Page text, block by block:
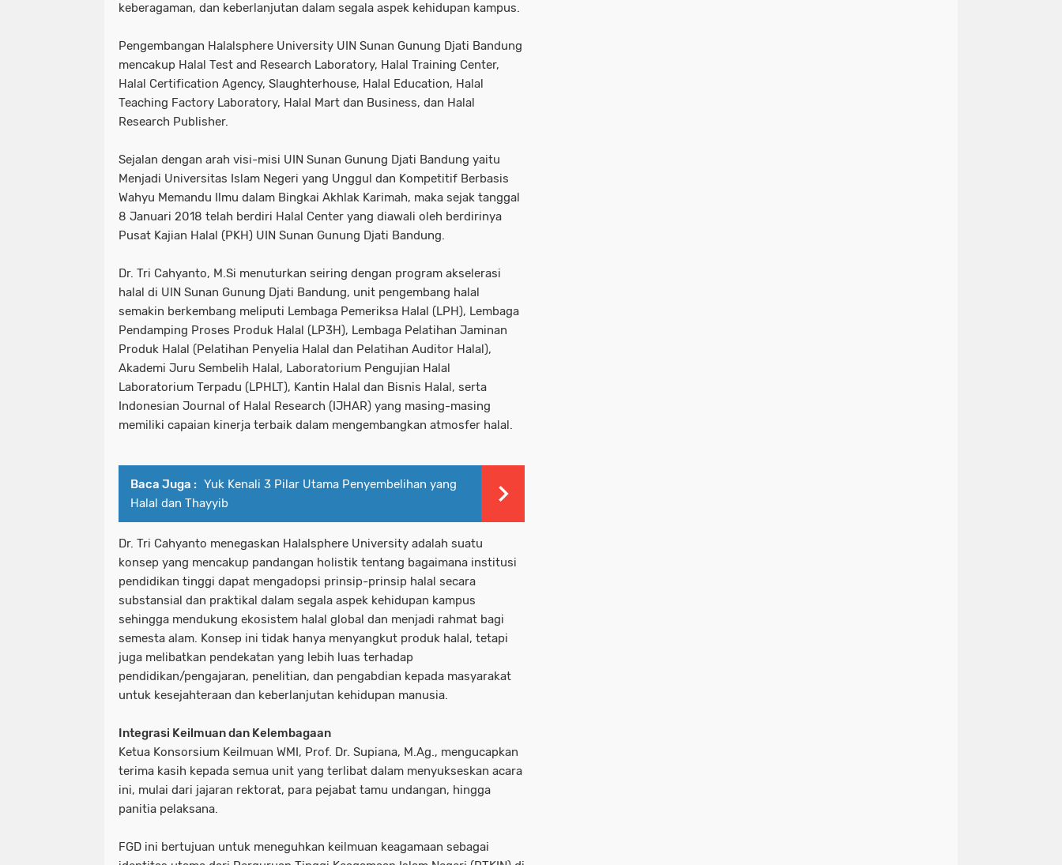
keberagaman, dan keberlanjutan dalam segala aspek kehidupan kampus.
Pengembangan Halalsphere University UIN Sunan Gunung Djati Bandung
mencakup Halal Test and Research Laboratory, Halal Training Center,
Halal Certification Agency, Slaughterhouse, Halal Education, Halal
Teaching Factory Laboratory, Halal Mart dan Business, dan Halal
Research Publisher.
Sejalan dengan arah visi-misi UIN Sunan Gunung Djati Bandung yaitu
Menjadi Universitas Islam Negeri yang Unggul dan Kompetitif Berbasis
Wahyu Memandu Ilmu dalam Bingkai Akhlak Karimah, maka sejak tanggal
8 Januari 2018 telah berdiri Halal Center yang diawali oleh berdirinya
Pusat Kajian Halal (PKH) UIN Sunan Gunung Djati Bandung.
Dr. Tri Cahyanto, M.Si menuturkan seiring dengan program akselerasi
halal di UIN Sunan Gunung Djati Bandung, unit pengembang halal
semakin berkembang meliputi Lembaga Pemeriksa Halal (LPH), Lembaga
Pendamping Proses Produk Halal (LP3H), Lembaga Pelatihan Jaminan
Produk Halal (Pelatihan Penyelia Halal dan Pelatihan Auditor Halal),
Akademi Juru Sembelih Halal, Laboratorium Pengujian Halal
Laboratorium Terpadu (LPHLT), Kantin Halal dan Bisnis Halal, serta
Indonesian Journal of Halal Research (IJHAR) yang masing-masing
memiliki capaian kinerja terbaik dalam mengembangkan atmosfer halal.
Baca Juga : Yuk Kenali 3 Pilar Utama Penyembelihan yang
Halal dan Thayyib
Dr. Tri Cahyanto menegaskan Halalsphere University adalah suatu
konsep yang mencakup pandangan holistik tentang bagaimana institusi
pendidikan tinggi dapat mengadopsi prinsip-prinsip halal secara
substansial dan praktikal dalam segala aspek kehidupan kampus
sehingga mendukung ekosistem halal global dan menjadi rahmat bagi
semesta alam. Konsep ini tidak hanya menyangkut produk halal, tetapi
juga melibatkan pendekatan yang lebih luas terhadap
pendidikan/pengajaran, penelitian, dan pengabdian kepada masyarakat
untuk kesejahteraan dan keberlanjutan kehidupan manusia.
Integrasi Keilmuan dan Kelembagaan
Ketua Konsorsium Keilmuan WMI, Prof. Dr. Supiana, M.Ag., mengucapkan
terima kasih kepada semua unit yang terlibat dalam menyukseskan acara
ini, mulai dari jajaran rektorat, para pejabat tamu undangan, hingga
panitia pelaksana.
FGD ini bertujuan untuk meneguhkan keilmuan keagamaan sebagai